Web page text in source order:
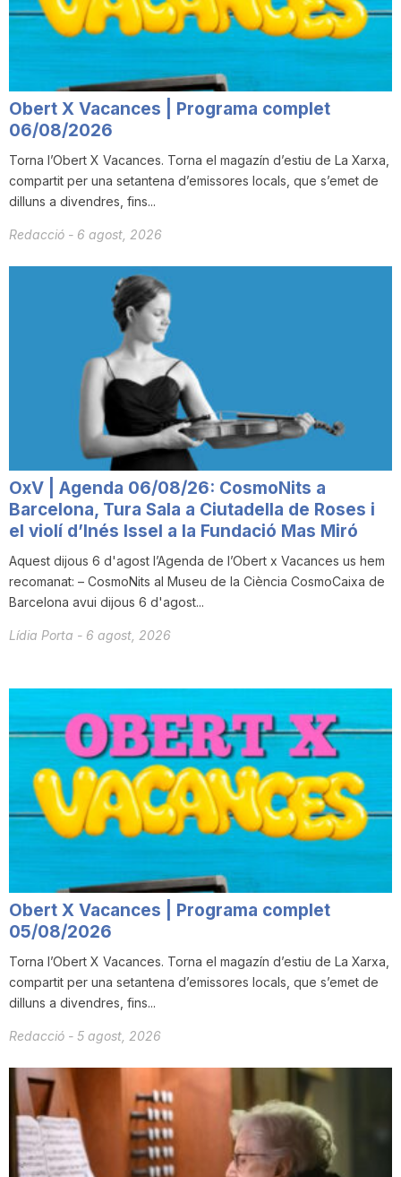
Obert X Vacances | Programa complet
06/08/2026
Torna l’Obert X Vacances. Torna el magazín d’estiu de La Xarxa,
compartit per una setantena d’emissores locals, que s’emet de
dilluns a divendres, fins...
Redacció - 6 agost, 2026
OxV | Agenda 06/08/26: CosmoNits a
Barcelona, Tura Sala a Ciutadella de Roses i
el violí d’Inés Issel a la Fundació Mas Miró
Aquest dijous 6 d'agost l’Agenda de l’Obert x Vacances us hem
recomanat: – CosmoNits al Museu de la Ciència CosmoCaixa de
Barcelona avui dijous 6 d'agost...
Lídia Porta - 6 agost, 2026
Obert X Vacances | Programa complet
05/08/2026
Torna l’Obert X Vacances. Torna el magazín d’estiu de La Xarxa,
compartit per una setantena d’emissores locals, que s’emet de
dilluns a divendres, fins...
Redacció - 5 agost, 2026